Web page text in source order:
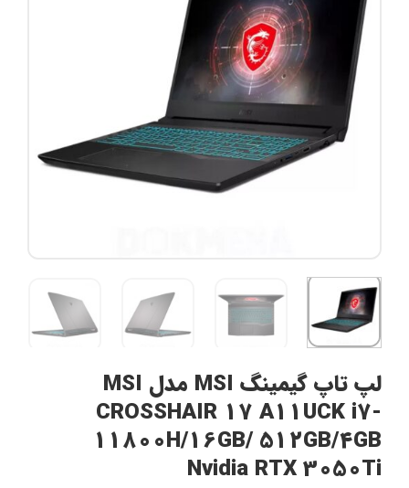
لپ تاپ گیمینگ MSI مدل MSI
CROSSHAIR 17 A11UCK i7-
11800H/16GB/ 512GB/4GB
Nvidia RTX 3050Ti